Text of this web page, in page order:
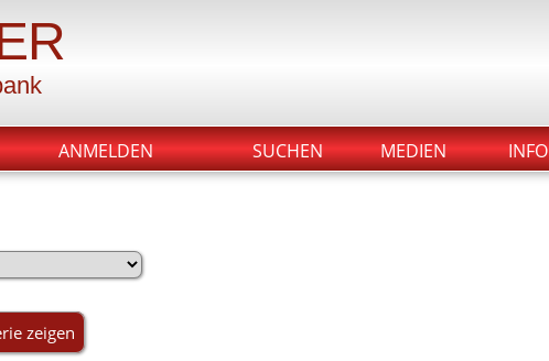
ANMELDEN SUCHEN MEDIEN INFO
zeigen